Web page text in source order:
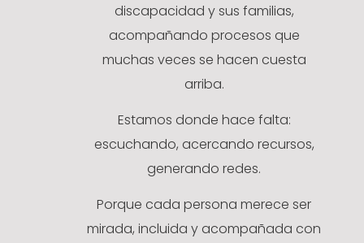
discapacidad y sus familias,
acompañando procesos que
muchas veces se hacen cuesta
arriba.
Estamos donde hace falta:
escuchando, acercando recursos,
generando redes.
Porque cada persona merece ser
mirada, incluida y acompañada con